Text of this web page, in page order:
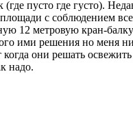
пусто где густо).
с соблюдением
12 метровую кран-
ими решения но меня
они решать
надо.